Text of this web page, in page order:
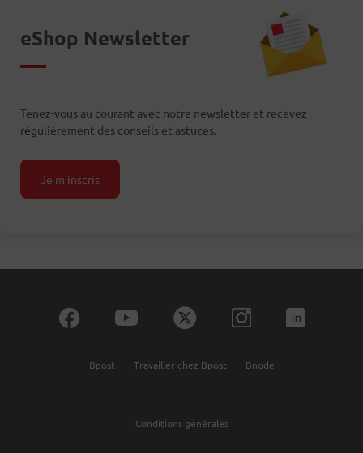
eShop Newsletter
Tenez-vous au courant avec notre newsletter et recevez
régulièrement des conseils et astuces.
Je m'inscris
Conditions générales
Bpost Travailler chez Bpost Bnode